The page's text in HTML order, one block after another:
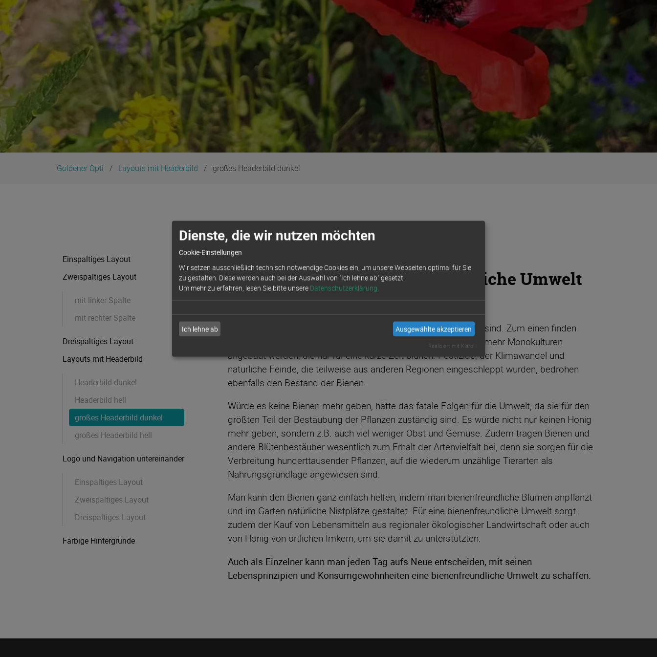
Goldener Opti Layouts mit Headerbild großes Headerbild dunkel
Bienen schützen!
Was man für eine bienenfreundliche Umwelt
tun kann.
Es gibt viele Faktoren, die für das Bienensterben verantwortlich sind. Zum einen finden
Bienen nicht mehr genug Nahrung, da in der Landschaft immer mehr Monokulturen
angebaut werden, die nur für eine kurze Zeit blühen. Pestizide, der Klimawandel und
natürliche Feinde, die teilweise aus anderen Regionen eingeschleppt wurden, bedrohen
ebenfalls den Bestand der Bienen.
Würde es keine Bienen mehr geben, hätte das fatale Folgen für die Umwelt, da sie für den
größten Teil der Bestäubung der Pflanzen zuständig sind. Es würde nicht nur keinen Honig
mehr geben, sondern z.B. auch viel weniger Obst und Gemüse. Zudem tragen Bienen und
andere Blütenbestäuber wesentlich zum Erhalt der Artenvielfalt bei, denn sie sorgen für die
Verbreitung hunderttausender Pflanzen, auf die wiederum unzählige Tierarten als
Nahrungsgrundlage angewiesen sind.
Man kann den Bienen ganz einfach helfen, indem man bienenfreundliche Blumen anpflanzt
und im Garten natürliche Nistplätze gestaltet. Für eine bienenfreundliche Umwelt sorgt
zudem der Kauf von Lebensmitteln aus regionaler ökologischer Landwirtschaft oder auch
von Honig von örtlichen Imkern, um sie damit zu unterstützten.
Auch als Einzelner kann man jeden Tag aufs Neue entscheiden, mit seinen
Lebensprinzipien und Konsumgewohnheiten eine bienenfreundliche Umwelt zu schaffen.
Navigation
Einspaltiges Layout
Zweispaltiges Layout
mit linker Spalte
mit rechter Spalte
Dreispaltiges Layout
Layouts mit Headerbild
Headerbild dunkel
Headerbild hell
großes Headerbild dunkel
großes Headerbild hell
Logo und Navigation untereinander
Einspaltiges Layout
Zweispaltiges Layout
Dreispaltiges Layout
Farbige Hintergründe
Dienste, die wir nutzen möchten
Cookie-Einstellungen
Wir setzen ausschließlich technisch notwendige Cookies ein, um unsere Webseiten optimal für Sie
zu gestalten. Diese werden auch bei der Auswahl von "Ich lehne ab" gesetzt.
Um mehr zu erfahren, lesen Sie bitte unsere Datenschutzerklärung.
Ich lehne ab Ausgewählte akzeptieren
Realisiert mit Klaro!